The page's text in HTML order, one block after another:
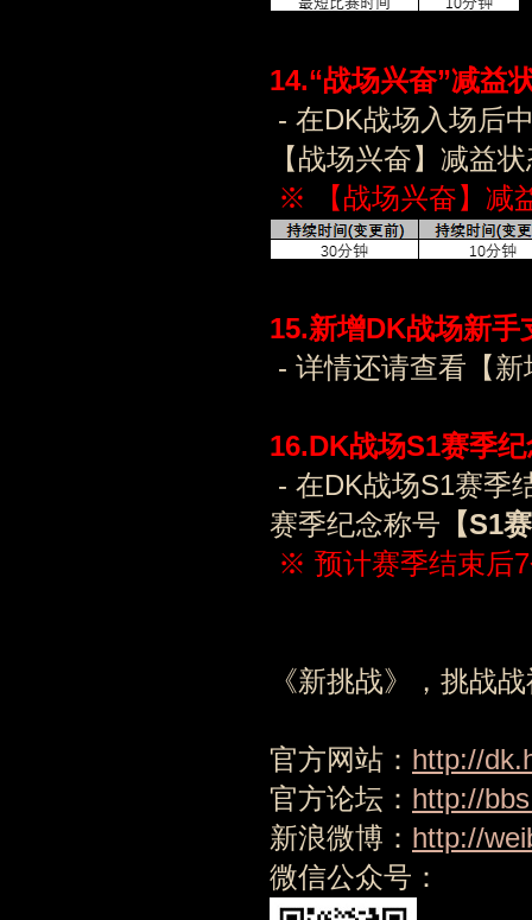
14.“战场兴奋”减益
- 在DK战场入场后
【战场兴奋】减益
※ 【战场兴奋】减
15.新增DK战场新手
- 详情还请查看【
16.DK战场S1赛季
- 在DK战场S1赛季
赛季纪念称号 【S1
※ 预计赛季结束后
《新挑战》，挑战
官方网站： http://
官方论坛： http://
新浪微博： http://
微信公众号：